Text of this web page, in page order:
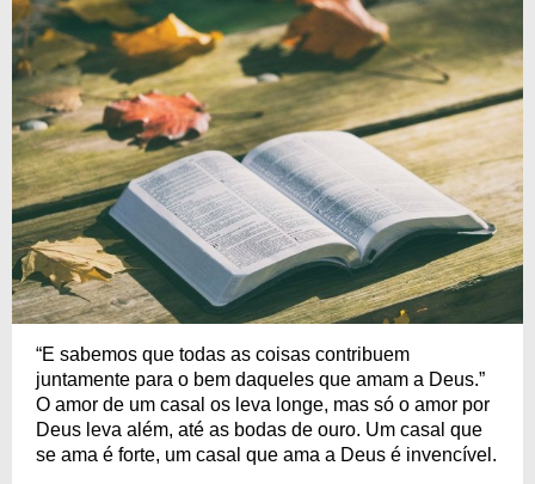
“E sabemos que todas as coisas contribuem
juntamente para o bem daqueles que amam a Deus.”
O amor de um casal os leva longe, mas só o amor por
Deus leva além, até as bodas de ouro. Um casal que
se ama é forte, um casal que ama a Deus é invencível.